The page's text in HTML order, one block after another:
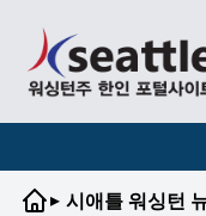
▸ 시애틀 워싱턴